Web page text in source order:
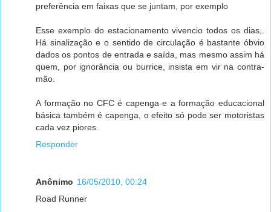
preferência em faixas que se juntam, por exemplo
Esse exemplo do estacionamento vivencio todos os dias,.
Há sinalização e o sentido de circulação é bastante óbvio
dados os pontos de entrada e saída, mas mesmo assim há
quem, por ignorância ou burrice, insista em vir na contra-
mão.
A formação no CFC é capenga e a formação educacional
básica também é capenga, o efeito só pode ser motoristas
cada vez piores.
Responder
Anônimo 16/05/2010, 00:24
Road Runner